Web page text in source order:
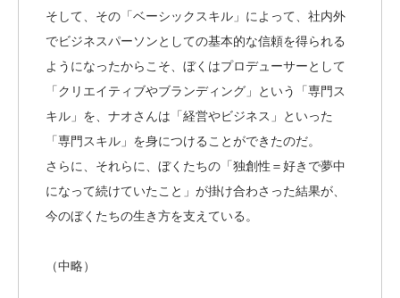
そして、その「ベーシックスキル」によって、社内外
でビジネスパーソンとしての基本的な信頼を得られる
ようになったからこそ、ぼくはプロデューサーとして
「クリエイティブやブランディング」という「専門ス
キル」を、ナオさんは「経営やビジネス」といった
「専門スキル」を身につけることができたのだ。
さらに、それらに、ぼくたちの「独創性＝好きで夢中
になって続けていたこと」が掛け合わさった結果が、
今のぼくたちの生き方を支えている。
（中略）